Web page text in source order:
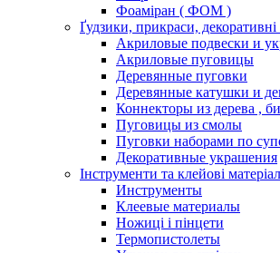
Фоаміран ( ФОМ )
Ґудзики, прикраси,
Акриловые подвески и
Акриловые пуговицы
Деревянные пуговки
Деревянные катушки и
Коннекторы из дерева ,
Пуговицы из смолы
Пуговки наборами по
Декоративные украшения
Інструменти та клейові
Инструменты
Клеевые материалы
Ножиці і пінцети
Термопистолеты